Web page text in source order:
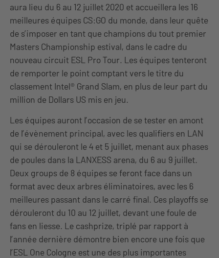
aura lieu du 6 au 12 juillet 2020 et accueillera les 16
meilleures équipes CS:GO du monde, dans leur quête
de s’imposer en tant que champions du tout premier
Masters Championship estival, dans le cadre du
nouveau circuit ESL Pro Tour. Les équipes tenteront
de remporter le point comptant vers le titre du
classement Intel® Grand Slam, en plus de leur part du
million de Dollars US mis en jeu.
Les équipes auront l’occasion de se tester en amont
de l’évènement principal, avec les qualifiers en LAN
qui se dérouleront le 4 et 5 juillet, menant aux phases
de poules dans la LANXESS arena, du 6 au 9 juillet.
Deux groups de 8 équipes se feront face dans un
format avec deux arbres éliminatoires, avec les 6
meilleures passant dans le carré final. Ces playoffs se
dérouleront du 10 au 12 juillet, devant une foule de
fans en liesse. Le cashprize, triplé par rapport à
l’année dernière démontre bien encore une fois que
l’ESL One Cologne est une des plus importantes